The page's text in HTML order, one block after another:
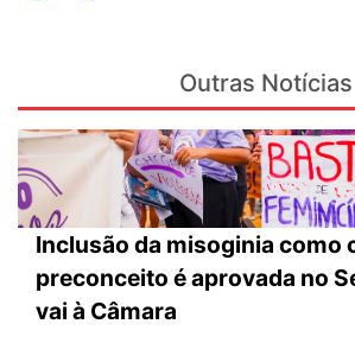
Outras Notícias
Inclusão da misoginia como
preconceito é aprovada no
vai à Câmara